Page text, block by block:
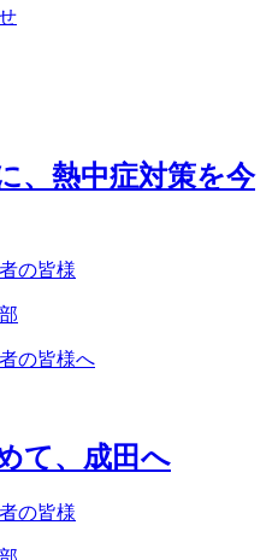
、熱中症対策を今
の皆様
の皆様へ
て、成田へ
の皆様